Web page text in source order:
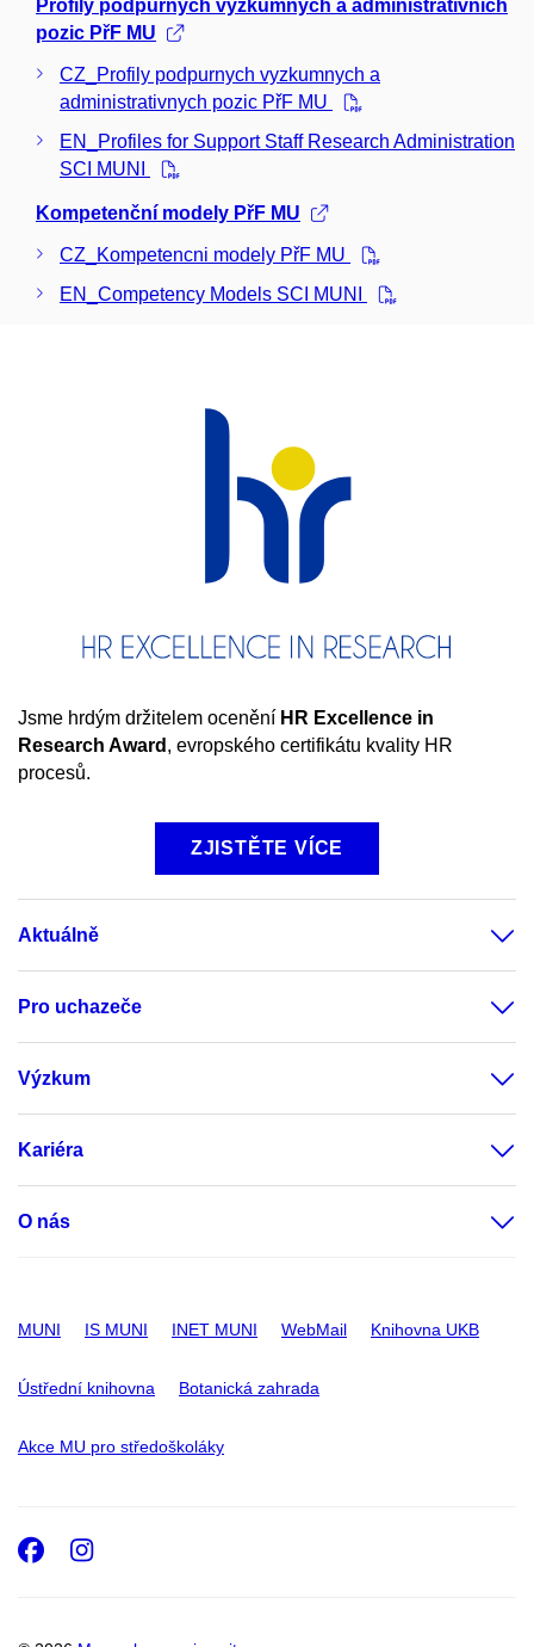
Profily podpůrných výzkumných a administrativních
pozic PřF MU
CZ_Profily podpurnych vyzkumnych a
administrativnych pozic PřF MU
EN_Profiles for Support Staff Research Administration
SCI MUNI
Kompetenční modely PřF MU
CZ_Kompetencni modely PřF MU
EN_Competency Models SCI MUNI
Jsme hrdým držitelem ocenění HR Excellence in
Research Award , evropského certifikátu kvality HR
procesů.
ZJISTĚTE VÍCE
Aktuálně
Pro uchazeče
Výzkum
Kariéra
O nás
MUNI IS MUNI INET MUNI WebMail Knihovna UKB
Ústřední knihovna Botanická zahrada
Akce MU pro středoškoláky
Facebook
Instagram